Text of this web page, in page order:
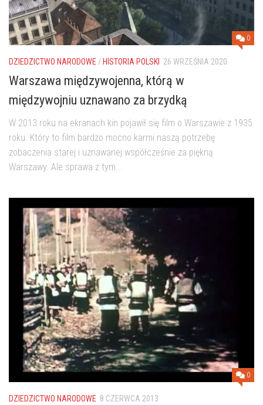
0
DZIEDZICTWO NARODOWE / HISTORIA POLSKI 26 WRZEŚNIA 2020
Warszawa międzywojenna, którą w
międzywojniu uznawano za brzydką
W 2013 roku na ekranach kin pojawił się film o Warszawie z 1935
roku. Który to film bardzo mocno karmi naszą potrzebę
zobaczenia starej i uznawanej współcześnie za piękną
Warszawy. Ale sprawa z tym...
0
DZIEDZICTWO NARODOWE 8 CZERWCA 2013